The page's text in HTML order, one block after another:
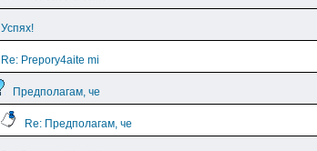
Успях!
Re: Prepory4aite mi
Предполагам, че
Re: Предполагам, че